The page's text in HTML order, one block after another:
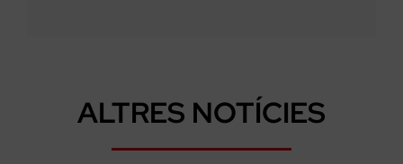
ALTRES NOTÍCIES